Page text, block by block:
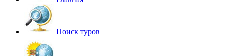
Поиск туров